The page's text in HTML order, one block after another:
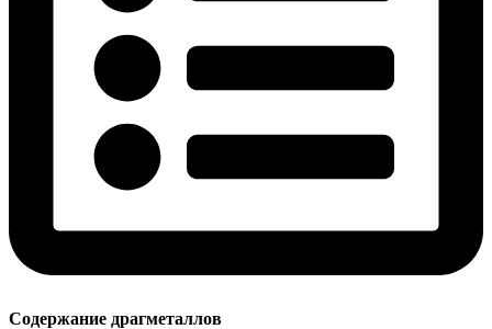
Содержание драгметаллов